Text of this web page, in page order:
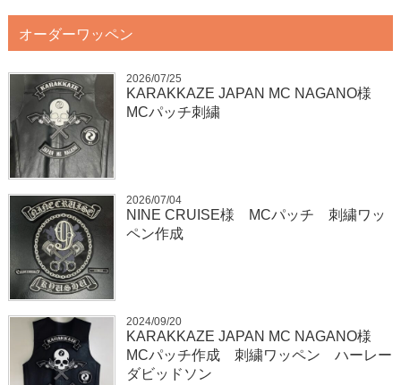
オーダーワッペン
2026/07/25
KARAKKAZE JAPAN MC NAGANO様
MCパッチ刺繍
2026/07/04
NINE CRUISE様 MCパッチ 刺繍ワッ
ペン作成
2024/09/20
KARAKKAZE JAPAN MC NAGANO様
MCパッチ作成 刺繍ワッペン ハーレー
ダビッドソン